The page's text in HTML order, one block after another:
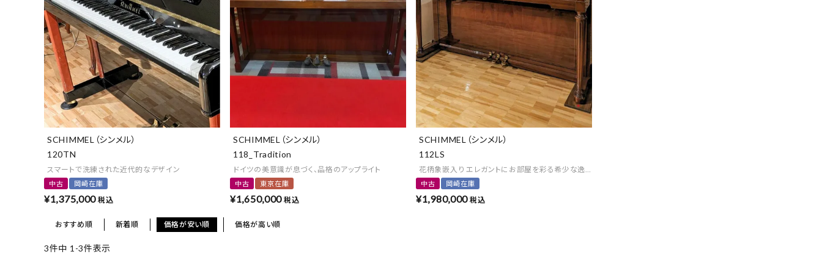
SCHIMMEL（シンメル）
120TN
スマートで洗練された近代的なデザイン
中古 岡崎在庫
¥1,375,000 税込
SCHIMMEL（シンメル）
118_Tradition
ドイツの美意識が息づく、品格のアップライト
中古 東京在庫
¥1,650,000 税込
SCHIMMEL（シンメル）
112LS
花柄象嵌入り エレガントにお部屋を彩る希少な逸品
中古 岡崎在庫
¥1,980,000 税込
おすすめ順 新着順 価格が安い順 価格が高い順
3件中 1 -3件表示